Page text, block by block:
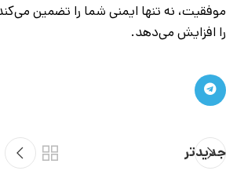
موفقیت، نه تنها ایمنی شما را تضمین
را افزایش می‌دهد.
جدیدتر